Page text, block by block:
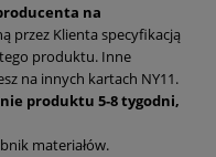
na
przez Klienta specyfikacją
produktu. Inne
na innych kartach NY11.
produktu 5-8 tygodni,
materiałów.